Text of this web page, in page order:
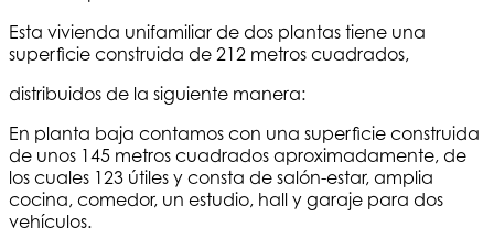
Esta vivienda unifamiliar de dos plantas tiene una
superficie construida de 212 metros cuadrados,
distribuidos de la siguiente manera:
En planta baja contamos con una superficie construida
de unos 145 metros cuadrados aproximadamente, de
los cuales 123 útiles y consta de salón-estar, amplia
cocina, comedor, un estudio, hall y garaje para dos
vehículos.